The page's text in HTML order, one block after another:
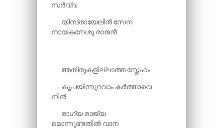
സർവ്വ
യിസ്രായേലിൻ സേന
നായകനേശു രാജൻ
അതിരുകളില്ലാത്ത സ്നേഹം
കൃപയിന്നുറവാം കർത്താവെ
നിൻ
ഭാഗ്യ രാജ്യ
മൊന്നുണ്ടതിൽ വാന